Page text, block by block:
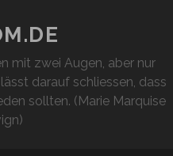
mit zwei Augen, aber nur
darauf schliessen, dass
sollten. (Marie Marquise